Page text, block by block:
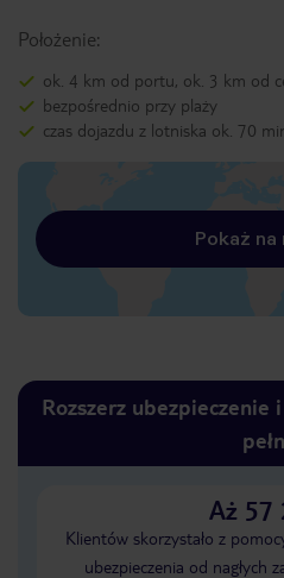
Położenie:
ok. 4 km od portu, ok. 3 km od
bezpośrednio przy plaży
czas dojazdu z lotniska ok. 70
Pokaż na
Rozszerz ubezpieczenie
Aż 57
Klientów skorzystało z
ubezpieczenia od nagłych